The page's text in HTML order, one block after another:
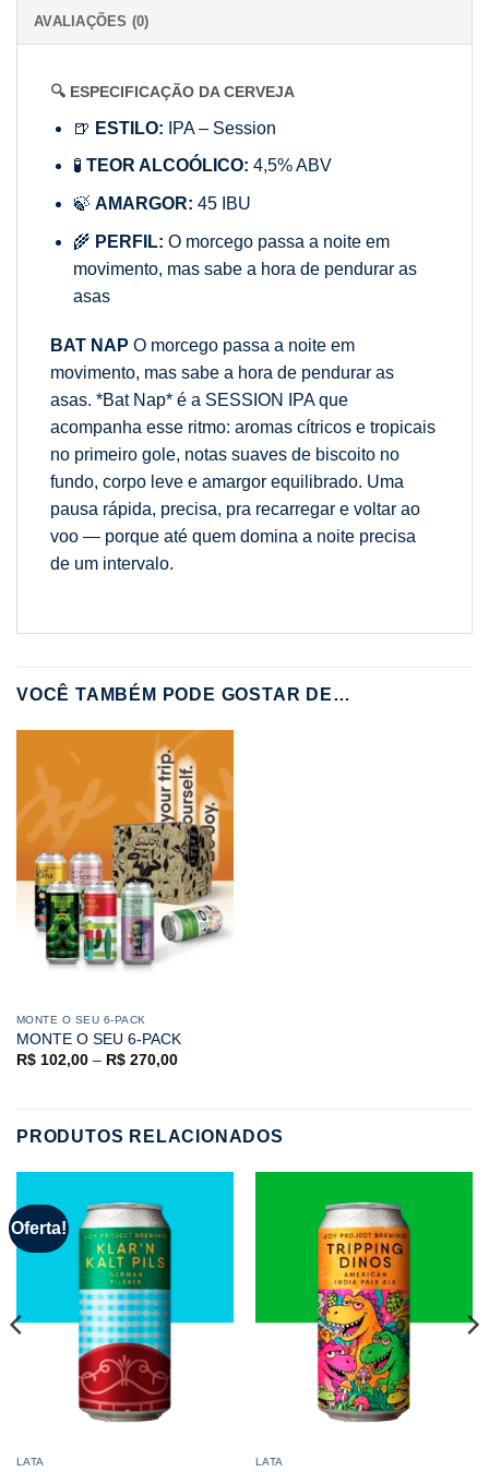
AVALIAÇÕES (0)
🔍 ESPECIFICAÇÃO DA CERVEJA
🍺 ESTILO: IPA – Session
🧪 TEOR ALCOÓLICO: 4,5% ABV
🍃 AMARGOR: 45 IBU
🌾 PERFIL: O morcego passa a noite em
movimento, mas sabe a hora de pendurar as
asas
BAT NAP O morcego passa a noite em
movimento, mas sabe a hora de pendurar as
asas. *Bat Nap* é a SESSION IPA que
acompanha esse ritmo: aromas cítricos e tropicais
no primeiro gole, notas suaves de biscoito no
fundo, corpo leve e amargor equilibrado. Uma
pausa rápida, precisa, pra recarregar e voltar ao
voo — porque até quem domina a noite precisa
de um intervalo.
VOCÊ TAMBÉM PODE GOSTAR DE…
MONTE O SEU 6-PACK
MONTE O SEU 6-PACK
R$102,00– R$270,00
PRODUTOS RELACIONADOS
Oferta!
LATA LATA